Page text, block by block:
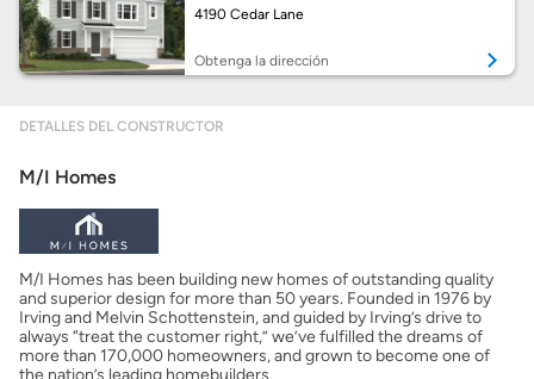
Obtener ofertas por mi casa
4190 Cedar Lane
Obtenga la dirección
DETALLES DEL CONSTRUCTOR
M/I Homes
M/I Homes has been building new homes of outstanding quality
and superior design for more than 50 years. Founded in 1976 by
Irving and Melvin Schottenstein, and guided by Irving’s drive to
always “treat the customer right,” we’ve fulfilled the dreams of
more than 170,000 homeowners, and grown to become one of
the nation’s leading homebuilders.